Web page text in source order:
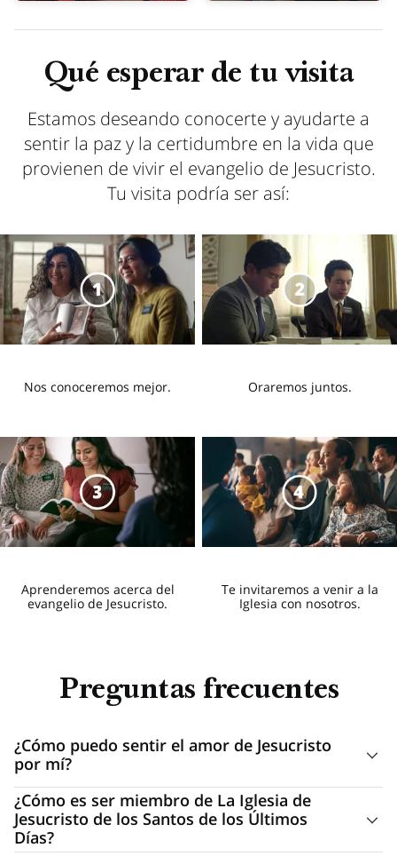
Qué esperar de tu visita
Estamos deseando conocerte y ayudarte a
sentir la paz y la certidumbre en la vida que
provienen de vivir el evangelio de Jesucristo.
Tu visita podría ser así:
Nos conoceremos mejor. Oraremos juntos.
Aprenderemos acerca del
evangelio de Jesucristo.
Te invitaremos a venir a la
Iglesia con nosotros.
Preguntas frecuentes
¿Cómo puedo sentir el amor de Jesucristo
por mí?
Jesucristo nos ama a cada uno de nosotros
individualmente, y la forma en que comparte Su amor es
igualmente personal. El amor de Cristo es más fácil de
¿Cómo es ser miembro de La Iglesia de
Jesucristo de los Santos de los Últimos
Días?